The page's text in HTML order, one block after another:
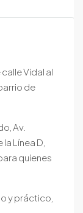
Vidal al
de
Av.
Línea D,
quienes
y práctico,